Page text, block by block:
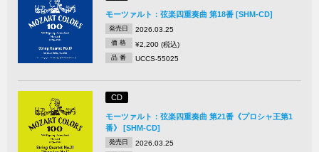
モーツァルト：弦楽四重奏曲 第18番 [SHM-CD]
発売日 2026.03.25
価 格 ¥2,200 (税込)
品 番 UCCS-55025
CD
モーツァルト：弦楽四重奏曲 第21番《プロシャ王第1
番》 [SHM-CD]
発売日 2026.03.25